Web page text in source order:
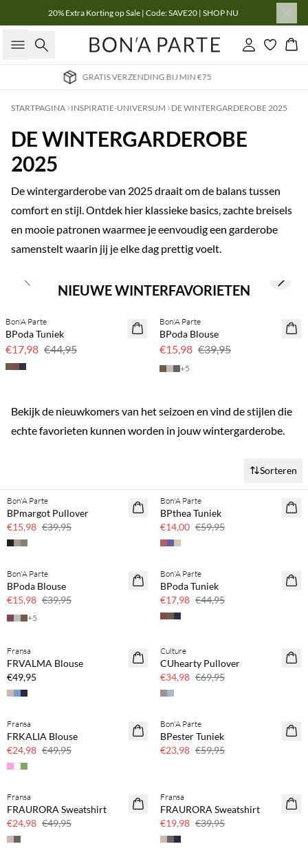
20% Extra Korting op Sale | Code: SAVE20 | SHOP NU
Zoeken Inloggen
LEVERING 3-4 WERKDAGEN
STARTPAGINA INSPIRATIE-UNIVERSUM DE WINTERGARDEROBE 2025
DE WINTERGARDEROBE
2025
De wintergarderobe van 2025 draait om de balans tussen
comfort en stijl. Ontdek hier klassieke basics, zachte breisels
en mooie patronen waarmee je eenvoudig een garderobe
samenstelt waarin jij je elke dag prettig voelt.
NIEUWE WINTERFAVORIETEN
SAVE20
Bon'A Parte
BPoda Tuniek
€17,98 €44,95
SAVE20
Bon'A Parte
BPoda Blouse
€15,98 €39,95
+5
Previous slide Next
Bekijk de nieuwkomers van het seizoen en vind de stijlen die
echte favorieten kunnen worden in jouw wintergarderobe.
Sorteren
SAVE20
60% korting
Bon'A Parte
BPmargot Pullover
€15,98 €39,95
Bon'A Parte
BPthea Tuniek
€14,00 €59,95
SAVE20
Bon'A Parte
BPoda Blouse
€15,98 €39,95
+5
SAVE20
Bon'A Parte
BPoda Tuniek
€17,98 €44,95
NEWS
Fransa
FRVALMA Blouse
€49,95
SAVE20
50% korting
Culture
CUhearty Pullover
€34,98 €69,95
SAVE20
Fransa
FRKALIA Blouse
€24,98 €49,95
SAVE20
Bon'A Parte
BPester Tuniek
€23,98 €59,95
SAVE20
Fransa
FRAURORA Sweatshirt
€24,98 €49,95
SAVE20
Fransa
FRAURORA Sweatshirt
€19,98 €39,95
Koop min. 2 & bespaar 20%